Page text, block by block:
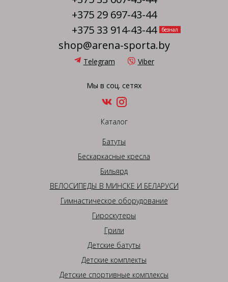
+375 29 697-43-44
+375 33 914-43-44
безнал
shop@arena-sporta.by
Telegram Viber
Мы в соц. сетях
Каталог
Батуты
Бескаркасные кресла
Бильярд
ВЕЛОСИПЕДЫ В МИНСКЕ И БЕЛАРУСИ
Гимнастическое оборудование
Гироскутеры
Грили
Детские батуты
Детские комплекты
Детские спортивные комплексы